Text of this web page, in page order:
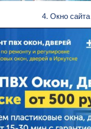
4. Окно сайта